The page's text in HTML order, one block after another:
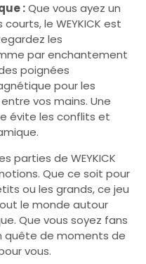
:Que vous ayez un
le WEYKICK est
les
par enchantement
poignées
pour les
vos mains. Une
évite les conflits et
parties de WEYKICK
Que ce soit pour
ou les grands, ce jeu
le monde autour
Que vous soyez fans
quête de moments de
vous.